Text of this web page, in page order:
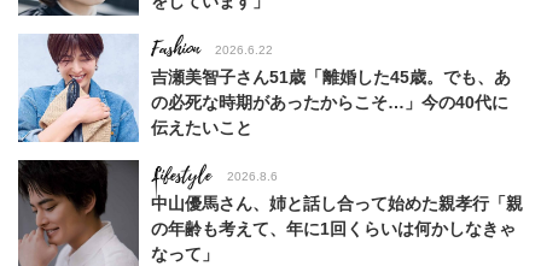
Fashion 2026.6.22
吉瀬美智子さん51歳「離婚した45歳。でも、あ
の必死な時期があったからこそ…」今の40代に
伝えたいこと
Lifestyle 2026.8.6
中山優馬さん、姉と話し合って始めた親孝行「親
の年齢も考えて、年に1回くらいは何かしなきゃ
なって」